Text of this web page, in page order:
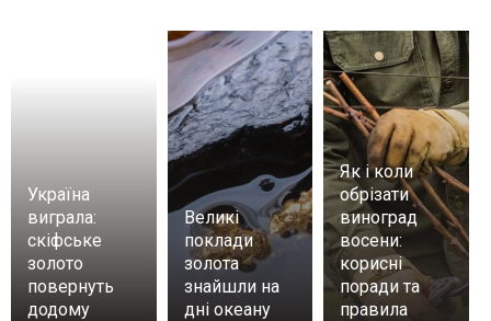
Україна
виграла:
скіфське
золото
повернуть
додому
Великі
поклади
золота
знайшли на
дні океану
Як і коли
обрізати
виноград
восени:
корисні
поради та
правила